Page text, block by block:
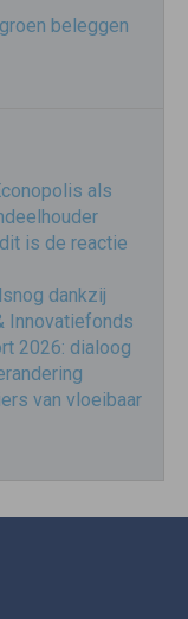
beleggen
als
is de reactie
dankzij
Innovatiefonds
2026: dialoog
van vloeibaar